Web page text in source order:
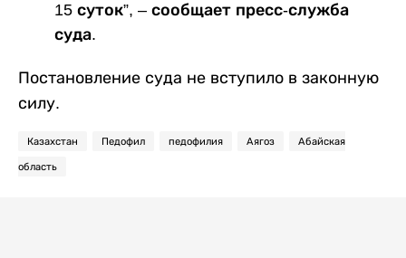
15 суток”, – сообщает пресс-служба
суда.
Постановление суда не вступило в законную
силу.
Казахстан Педофил педофилия Аягоз Абайская
область